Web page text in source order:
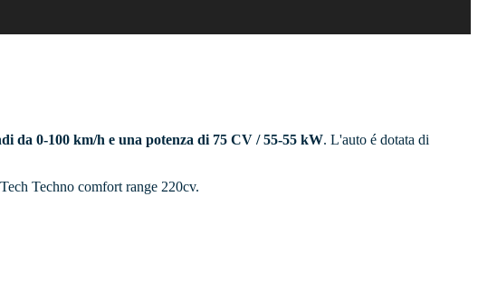
da 0-100 km/h e una potenza di 75 CV / 55-55 kW. L'auto é dotata di
Techno comfort range 220cv.